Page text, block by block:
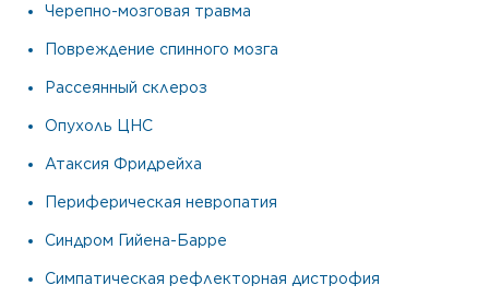
Черепно-мозговая травма
Повреждение спинного мозга
Рассеянный склероз
Опухоль ЦНС
Атаксия Фридрейха
Периферическая невропатия
Синдром Гийена-Барре
Симпатическая рефлекторная дистрофия